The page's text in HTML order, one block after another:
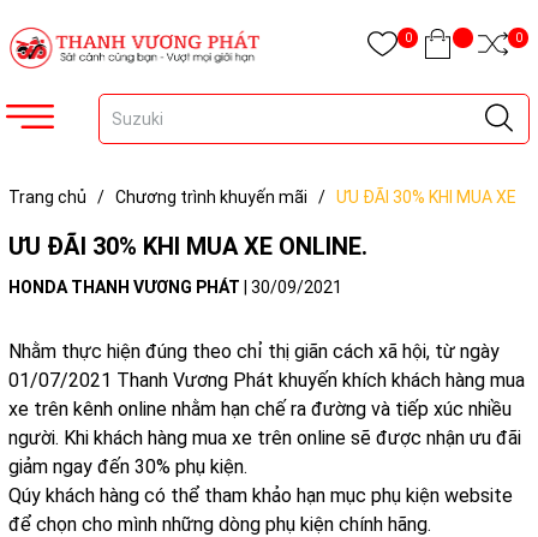
0 0
Trang chủ / Chương trình khuyến mãi / ƯU ĐÃI 30% KHI MUA XE
ƯU ĐÃI 30% KHI MUA XE ONLINE.
HONDA THANH VƯƠNG PHÁT 30/09/2021
Nhằm thực hiện đúng theo chỉ thị giãn cách xã hội, từ ngày
01/07/2021 Thanh Vương Phát khuyến khích khách hàng mua
xe trên kênh online nhằm hạn chế ra đường và tiếp xúc nhiều
người. Khi khách hàng mua xe trên online sẽ được nhận ưu đãi
giảm ngay đến 30% phụ kiện.
Qúy khách hàng có thể tham khảo hạn mục phụ kiện website
để chọn cho mình những dòng phụ kiện chính hãng.